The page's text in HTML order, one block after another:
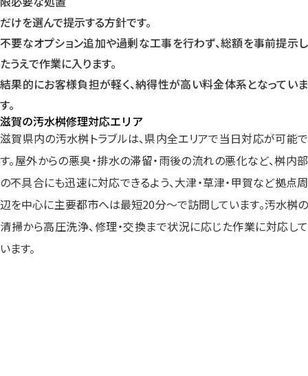
だけを選んで提示する方針です。
不要なオプション追加や過剰な工事を行わず、総額を事前提示し
たうえで作業に入ります。
結果的にお客様負担が軽く、納得性が高い料金体系となっていま
す。
滋賀の汚水桝修理対応エリア
滋賀県内の汚水桝トラブルは、県内全エリアで当日対応が可能で
す。屋外からの悪臭・排水の滞留・雨後の流れの悪化など、桝内部
の不具合にも迅速に対応できるよう、大津・草津・甲賀など拠点周
辺を中心に主要都市へは最短20分～で訪問しています。汚水桝の
清掃から高圧洗浄、修理・交換まで状況に応じた作業に対応して
います。